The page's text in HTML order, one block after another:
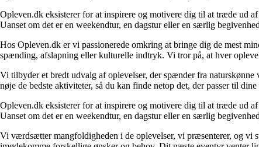
Opleven.dk eksisterer for at inspirere og motivere dig til at træde ud
Uanset om det er en weekendtur, en dagstur eller en særlig
Hos Opleven.dk er vi passionerede omkring at bringe dig de mest
spænding, afslapning eller kulturelle indtryk. Vi tror på, at hver
Vi tilbyder et bredt udvalg af oplevelser, der spænder fra
nøje de bedste aktiviteter, så du kan finde netop det, der passer til
Opleven.dk eksisterer for at inspirere og motivere dig til at træde ud
Uanset om det er en weekendtur, en dagstur eller en særlig
Vi værdsætter mangfoldigheden i de oplevelser, vi præsenterer, og vi